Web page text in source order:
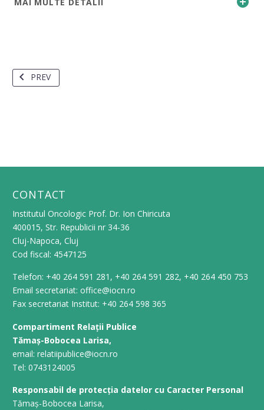
PREV
CONTACT
Institutul Oncologic Prof. Dr. Ion Chiricuta
400015, Str. Republicii nr 34-36
Cluj-Napoca, Cluj
Cod fiscal: 4547125
Telefon: +40 264 591 281, +40 264 591 282, +40 264 450 753
Email secretariat: office@iocn.ro
Fax secretariat Institut: +40 264 598 365
Compartiment Relații Publice
Tămaș-Bobocea Larisa,
email: relatiipublice@iocn.ro
Tel: 0743124005
Responsabil de protecția datelor cu Caracter Personal
Tămaș-Bobocea Larisa,